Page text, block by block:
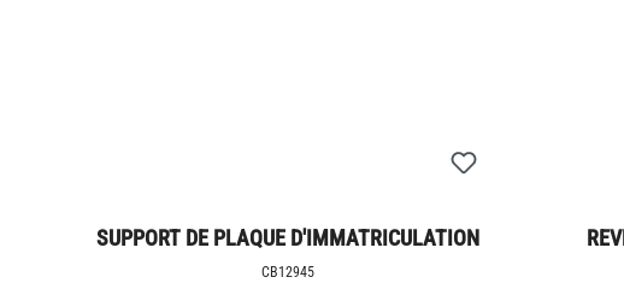
SUPPORT DE PLAQUE D'IMMATRICULATION
SHORT - R12 G/S
CB12945